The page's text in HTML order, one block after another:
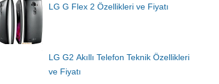
LG G Flex 2 Özellikleri ve Fiyatı
LG G2 Akıllı Telefon Teknik Özellikleri
ve Fiyatı